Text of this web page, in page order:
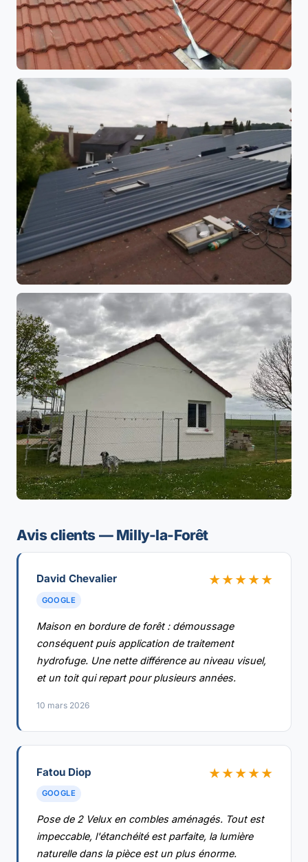
Avis clients — Milly-la-Forêt
David Chevalier
GOOGLE
★★★★★
Maison en bordure de forêt : démoussage
conséquent puis application de traitement
hydrofuge. Une nette différence au niveau visuel,
et un toit qui repart pour plusieurs années.
10 mars 2026
Fatou Diop
GOOGLE
★★★★★
Pose de 2 Velux en combles aménagés. Tout est
impeccable, l'étanchéité est parfaite, la lumière
naturelle dans la pièce est un plus énorme.